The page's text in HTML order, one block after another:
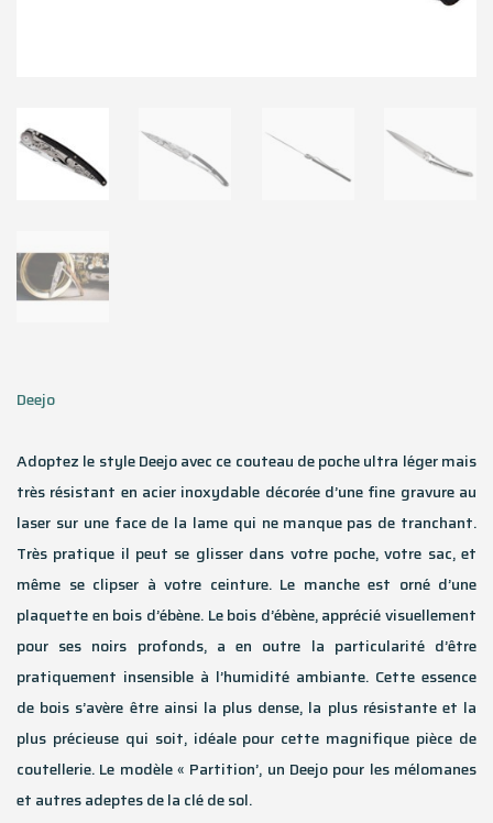
Deejo
Adoptez le style Deejo avec ce couteau de poche ultra léger mais
très résistant en acier inoxydable décorée d’une fine gravure au
laser sur une face de la lame qui ne manque pas de tranchant.
Très pratique il peut se glisser dans votre poche, votre sac, et
même se clipser à votre ceinture. Le manche est orné d’une
plaquette en bois d’ébène. Le bois d’ébène, apprécié visuellement
pour ses noirs profonds, a en outre la particularité d’être
pratiquement insensible à l’humidité ambiante. Cette essence
de bois s’avère être ainsi la plus dense, la plus résistante et la
plus précieuse qui soit, idéale pour cette magnifique pièce de
coutellerie. Le modèle « Partition’, un Deejo pour les mélomanes
et autres adeptes de la clé de sol.